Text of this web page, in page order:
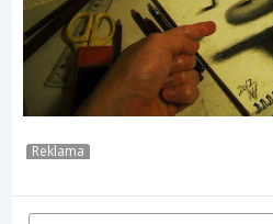
Reklama